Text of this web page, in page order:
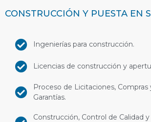
CONSTRUCCIÓN Y PUESTA EN
Ingenierías para construcción.
Licencias de construcción y
Proceso de Licitaciones, Compras
Garantías.
Construcción, Control de Calidad